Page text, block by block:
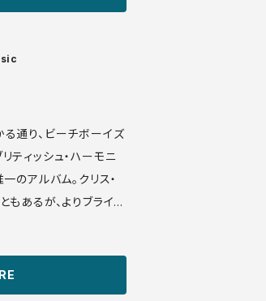
通り、ビーチボーイズ
ティッシュ・ハーモニ
のアルバム。クリス・
もあるが、よりブライア